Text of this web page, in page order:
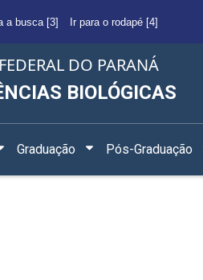
a busca [3] Ir para o rodapé [4]
DO PARANÁ
BIOLÓGICAS
Graduação Pós-Graduação